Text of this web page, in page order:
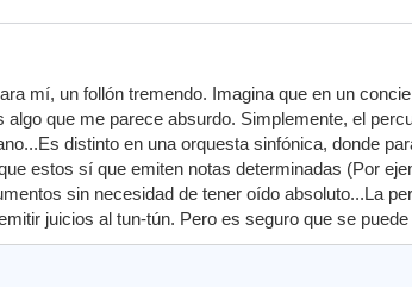
mí, un follón tremendo. Imagina que en un
algo que me parece absurdo. Simplemente, el
distinto en una orquesta sinfónica, donde
estos sí que emiten notas determinadas (Por
sin necesidad de tener oído absoluto...La
juicios al tun-tún. Pero es seguro que se puede